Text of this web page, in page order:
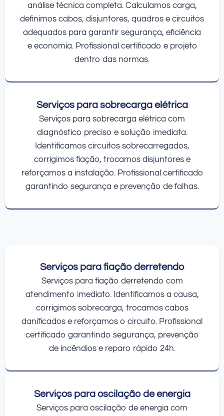
análise técnica completa. Calculamos carga,
definimos cabos, disjuntores, quadros e circuitos
adequados para garantir segurança, eficiência
e economia. Profissional certificado e projeto
dentro das normas.
Serviços para sobrecarga elétrica
Serviços para sobrecarga elétrica com
diagnóstico preciso e solução imediata.
Identificamos circuitos sobrecarregados,
corrigimos fiação, trocamos disjuntores e
reforçamos a instalação. Profissional certificado
garantindo segurança e prevenção de falhas.
Serviços para fiação derretendo
Serviços para fiação derretendo com
atendimento imediato. Identificamos a causa,
corrigimos sobrecarga, trocamos cabos
danificados e reforçamos o circuito. Profissional
certificado garantindo segurança, prevenção
de incêndios e reparo rápido 24h.
Serviços para oscilação de energia
Serviços para oscilação de energia com